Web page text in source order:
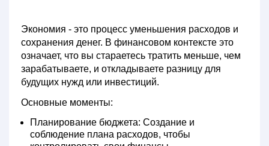
Экономия - это процесс уменьшения расходов и
сохранения денег. В финансовом контексте это
означает, что вы стараетесь тратить меньше, чем
зарабатываете, и откладываете разницу для
будущих нужд или инвестиций.
Основные моменты:
Планирование бюджета: Создание и
соблюдение плана расходов, чтобы